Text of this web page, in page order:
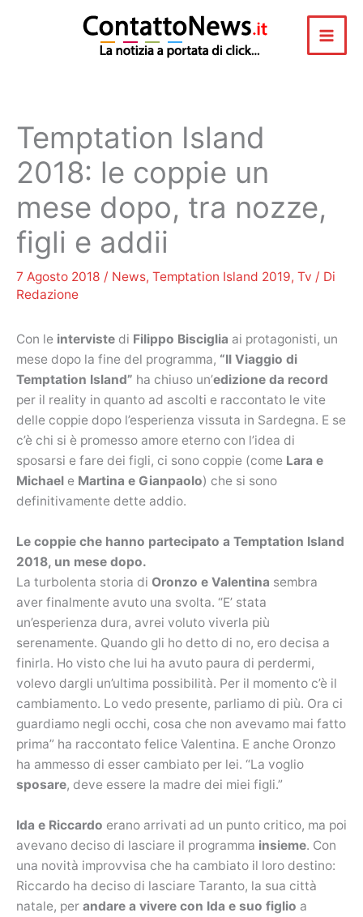
Temptation Island
2018: le coppie un
mese dopo, tra nozze,
figli e addii
7 Agosto 2018 / News, Temptation Island 2019, Tv / Di
Redazione
Con le interviste di Filippo Bisciglia ai protagonisti, un
mese dopo la fine del programma, “Il Viaggio di
Temptation Island” ha chiuso un’edizione da record
per il reality in quanto ad ascolti e raccontato le vite
delle coppie dopo l’esperienza vissuta in Sardegna. E se
c’è chi si è promesso amore eterno con l’idea di
sposarsi e fare dei figli, ci sono coppie (come Lara e
Michael e Martina e Gianpaolo) che si sono
definitivamente dette addio.
Le coppie che hanno partecipato a Temptation Island
2018, un mese dopo.
La turbolenta storia di Oronzo e Valentina sembra
aver finalmente avuto una svolta. “E’ stata
un’esperienza dura, avrei voluto viverla più
serenamente. Quando gli ho detto di no, ero decisa a
finirla. Ho visto che lui ha avuto paura di perdermi,
volevo dargli un’ultima possibilità. Per il momento c’è il
cambiamento. Lo vedo presente, parliamo di più. Ora ci
guardiamo negli occhi, cosa che non avevamo mai fatto
prima” ha raccontato felice Valentina. E anche Oronzo
ha ammesso di esser cambiato per lei. “La voglio
sposare, deve essere la madre dei miei figli.”
Ida e Riccardo erano arrivati ad un punto critico, ma poi
avevano deciso di lasciare il programma insieme. Con
una novità improvvisa che ha cambiato il loro destino:
Riccardo ha deciso di lasciare Taranto, la sua città
natale, per andare a vivere con Ida e suo figlio a